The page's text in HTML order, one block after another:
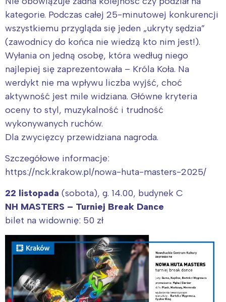
kategorie. Podczas całej 25-minutowej konkurencji
wszystkiemu przygląda się jeden „ukryty sędzia”
(zawodnicy do końca nie wiedzą kto nim jest!).
Wyłania on jedną osobę, która według niego
najlepiej się zaprezentowała – Króla Koła. Na
werdykt nie ma wpływu liczba wyjść, choć
aktywność jest mile widziana. Główne kryteria
oceny to styl, muzykalność i trudność
wykonywanych ruchów.
Dla zwycięzcy przewidziana nagroda.
Szczegółowe informacje:
https://nck.krakow.pl/nowa-huta-masters-2025/
22 listopada (sobota), g. 14.00, budynek C
NH MASTERS – Turniej Break Dance
bilet na widownię: 50 zł